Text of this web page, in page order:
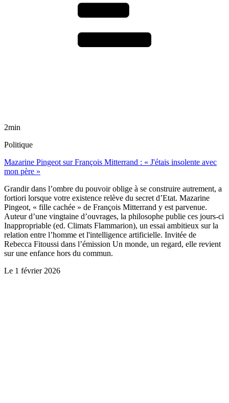
2min
Politique
Mazarine Pingeot sur François Mitterrand : « J'étais insolente avec
mon père »
Grandir dans l’ombre du pouvoir oblige à se construire autrement, a
fortiori lorsque votre existence relève du secret d’Etat. Mazarine
Pingeot, « fille cachée » de François Mitterrand y est parvenue.
Auteur d’une vingtaine d’ouvrages, la philosophe publie ces jours-ci
Inappropriable (ed. Climats Flammarion), un essai ambitieux sur la
relation entre l’homme et l'intelligence artificielle. Invitée de
Rebecca Fitoussi dans l’émission Un monde, un regard, elle revient
sur une enfance hors du commun.
Le 1 février 2026